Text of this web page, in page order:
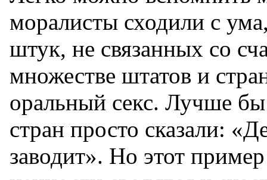
моралисты сходили с
штук, не связанных со
множестве штатов и
оральный секс. Лучше бы
стран просто сказали:
заводит». Но этот